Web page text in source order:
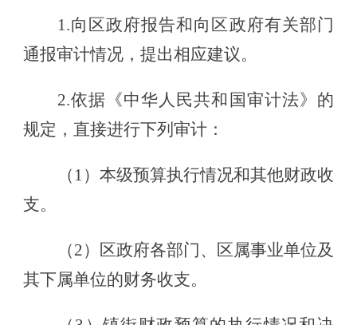
1.向区政府报告和向区政府有关部门
通报审计情况，提出相应建议。
2.依据《中华人民共和国审计法》的
规定，直接进行下列审计：
（ 1）本级预算执行情况和其他财政收
支。
（2）区政府各部门、区属事业单位及
其下属单位的财务收支。